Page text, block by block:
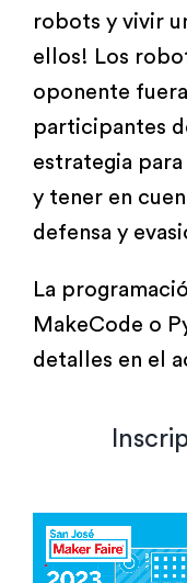
robots y vivir
ellos! Los
oponente
participantes
estrategia
y tener en
defensa y
La
MakeCode o
detalles en el